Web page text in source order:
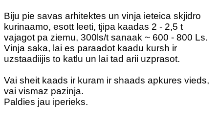
Biju pie savas arhitektes un vinja ieteica skjidro
kurinaamo, esott leeti, tjipa kaadas 2 - 2,5 t
vajagot pa ziemu, 300ls/t sanaak ~ 600 - 800 Ls.
Vinja saka, lai es paraadot kaadu kursh ir
uzstaadiijis to katlu un lai tad arii uzprasot.
Vai sheit kaads ir kuram ir shaads apkures vieds,
vai vismaz pazinja.
Paldies jau iperieks.